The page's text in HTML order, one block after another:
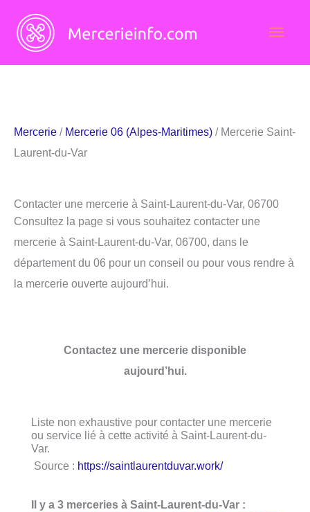
contenu
Mercerie / Mercerie 06 (Alpes-Maritimes) / Mercerie Saint-
Laurent-du-Var
Contacter une mercerie à Saint-Laurent-du-Var, 06700
Consultez la page si vous souhaitez contacter une
mercerie à Saint-Laurent-du-Var, 06700, dans le
département du 06 pour un conseil ou pour vous rendre à
la mercerie ouverte aujourd’hui.
Contactez une mercerie disponible
aujourd’hui.
Liste non exhaustive pour contacter une mercerie
ou service lié à cette activité à Saint-Laurent-du-
Var.
Source : https://saintlaurentduvar.work/
Il y a 3 merceries à Saint-Laurent-du-Var :